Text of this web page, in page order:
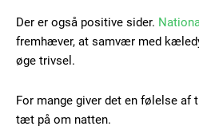
Free limited access
Gratis
Der er også positive sider.
fremhæver, at samvær med
øge trivsel.
For mange giver det en følelse af
tæt på om natten.